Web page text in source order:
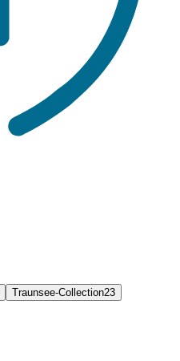
Traunsee-Collection23